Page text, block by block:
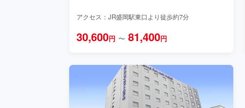
アクセス：JR盛岡駅東口より徒歩約7分
30,600円 〜 81,400円